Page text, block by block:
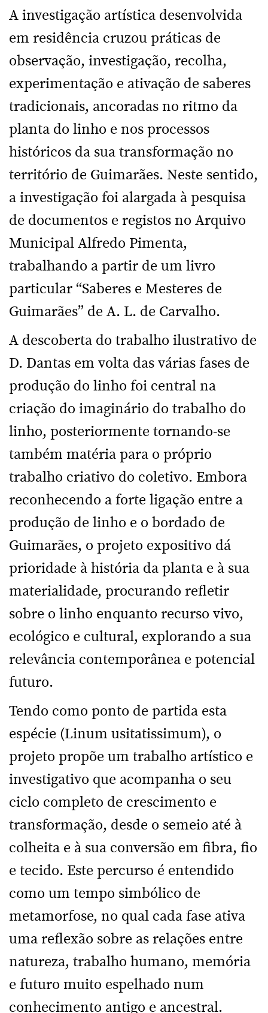
A investigação artística desenvolvida
em residência cruzou práticas de
observação, investigação, recolha,
experimentação e ativação de saberes
tradicionais, ancoradas no ritmo da
planta do linho e nos processos
históricos da sua transformação no
território de Guimarães. Neste sentido,
a investigação foi alargada à pesquisa
de documentos e registos no Arquivo
Municipal Alfredo Pimenta,
trabalhando a partir de um livro
particular “Saberes e Mesteres de
Guimarães” de A. L. de Carvalho.
A descoberta do trabalho ilustrativo de
D. Dantas em volta das várias fases de
produção do linho foi central na
criação do imaginário do trabalho do
linho, posteriormente tornando-se
também matéria para o próprio
trabalho criativo do coletivo. Embora
reconhecendo a forte ligação entre a
produção de linho e o bordado de
Guimarães, o projeto expositivo dá
prioridade à história da planta e à sua
materialidade, procurando refletir
sobre o linho enquanto recurso vivo,
ecológico e cultural, explorando a sua
relevância contemporânea e potencial
futuro.
Tendo como ponto de partida esta
espécie (Linum usitatissimum), o
projeto propõe um trabalho artístico e
investigativo que acompanha o seu
ciclo completo de crescimento e
transformação, desde o semeio até à
colheita e à sua conversão em fibra, fio
e tecido. Este percurso é entendido
como um tempo simbólico de
metamorfose, no qual cada fase ativa
uma reflexão sobre as relações entre
natureza, trabalho humano, memória
e futuro muito espelhado num
conhecimento antigo e ancestral.